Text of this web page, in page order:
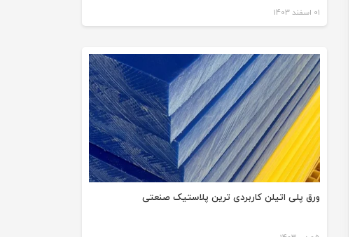
01 اسفند 1403
ورق پلی اتیلن کاربردی ترین پلاستیک صنعتی